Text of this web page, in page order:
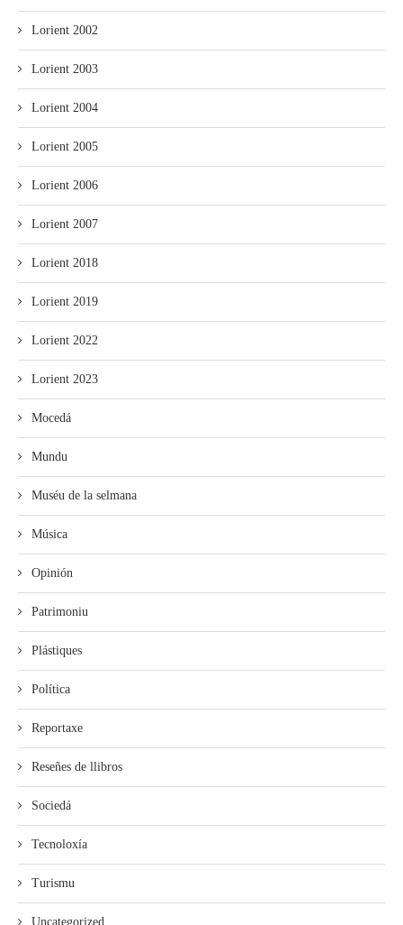
Lorient 2002
Lorient 2003
Lorient 2004
Lorient 2005
Lorient 2006
Lorient 2007
Lorient 2018
Lorient 2019
Lorient 2022
Lorient 2023
Mocedá
Mundu
Muséu de la selmana
Música
Opinión
Patrimoniu
Plástiques
Política
Reportaxe
Reseñes de llibros
Sociedá
Tecnoloxía
Turismu
Uncategorized